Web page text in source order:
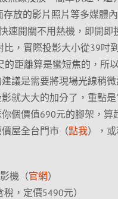
存放的影片照片等多媒體
速開關不用熱機，即開
，實際投影大小從39吋
的距離算是蠻短焦的，所
議是需要將現場光線稍
就大大的加分了，重點
個價值690元的腳架，
屋全台門市（點我），
機（官網）
，定價5490元）